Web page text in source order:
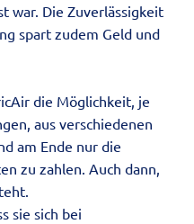
war. Die Zuverlässigkeit
spart zudem Geld und
die Möglichkeit, je
aus verschiedenen
am Ende nur die
zu zahlen. Auch dann,
sie sich bei